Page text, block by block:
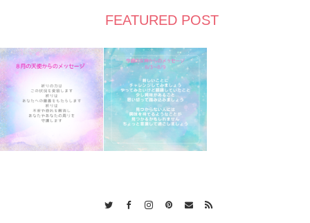
FEATURED POST